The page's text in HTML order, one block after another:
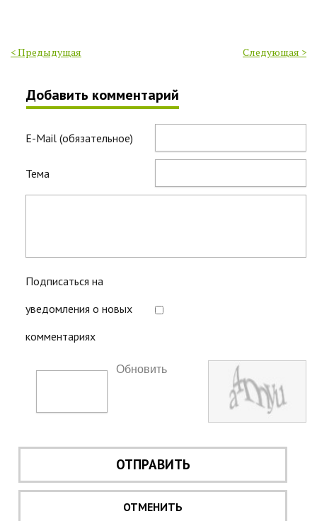
< Предыдущая Следующая >
Добавить комментарий
E-Mail (обязательное)
Тема
Подписаться на
уведомления о новых
комментариях
Обновить
ОТПРАВИТЬ
ОТМЕНИТЬ